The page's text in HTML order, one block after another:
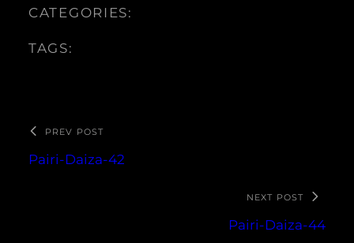
CATEGORIES:
TAGS:
PREV POST
Pairi-Daiza-42
NEXT POST
Pairi-Daiza-44